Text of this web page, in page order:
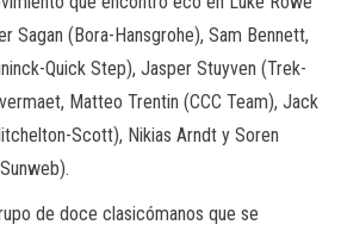
Sagan (Bora-Hansgrohe), Sam Bennett,
Quick Step), Jasper Stuyven (Trek-
Matteo Trentin (CCC Team), Jack
Scott), Nikias Arndt y Soren
de doce clasicómanos que se